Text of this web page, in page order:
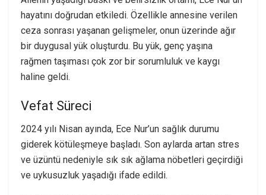
hayatını doğrudan etkiledi. Özellikle annesine verilen
ceza sonrası yaşanan gelişmeler, onun üzerinde ağır
bir duygusal yük oluşturdu. Bu yük, genç yaşına
rağmen taşıması çok zor bir sorumluluk ve kaygı
haline geldi.
Vefat Süreci
2024 yılı Nisan ayında, Ece Nur’un sağlık durumu
giderek kötüleşmeye başladı. Son aylarda artan stres
ve üzüntü nedeniyle sık sık ağlama nöbetleri geçirdiği
ve uykusuzluk yaşadığı ifade edildi.